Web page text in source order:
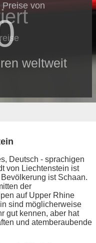
von
weltweit
Deutsch - sprachigen
von Liechtenstein ist
ist Schaan.
der
auf Upper Rhine
sind möglicherweise
gut kennen, aber hat
und atemberaubende